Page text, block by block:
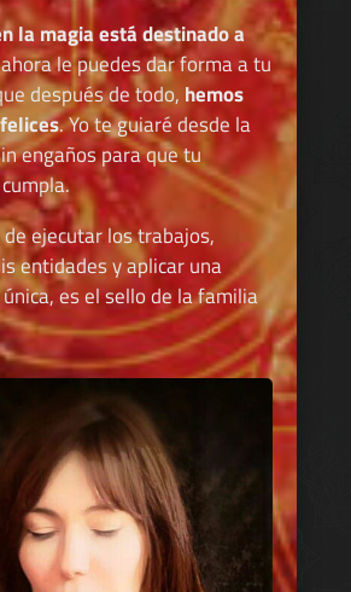
la magia está destinado a
le puedes dar forma a tu
después de todo, hemos
. Yo te guiaré desde la
engaños para que tu
ejecutar los trabajos,
entidades y aplicar una
es el sello de la familia